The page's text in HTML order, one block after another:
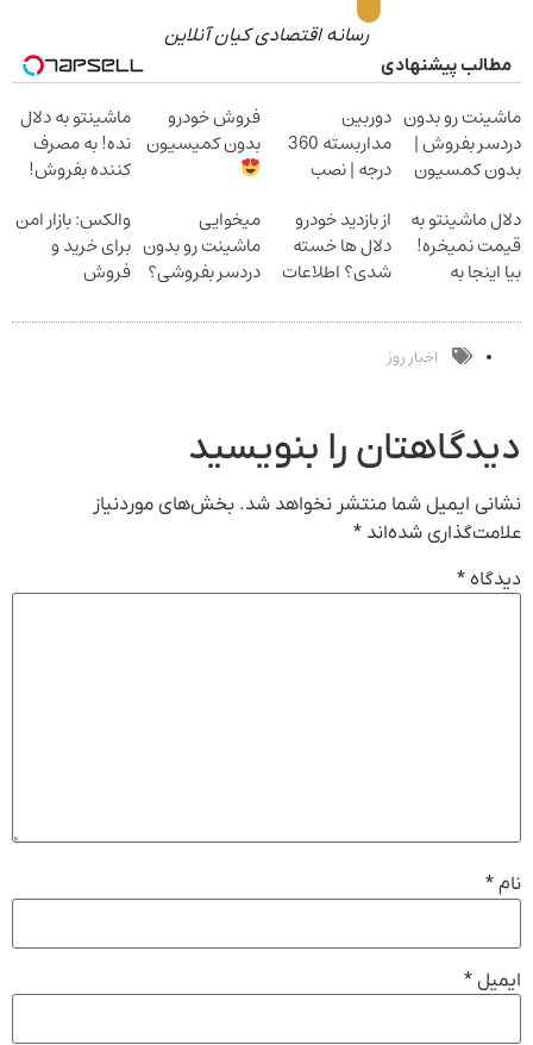
رسانه اقتصادی کیان آنلاین
مطالب پیشنهادی
ماشینت رو بدون
دردسر بفروش |
بدون کمسیون
دوربین
مداربسته 360
درجه | نصب
فروش خودرو
بدون کمیسیون
ماشینتو به دلال
نده! به مصرف
کننده بفروش!
یک تماس
دلال ماشینتو به
قیمت نمیخره!
بیا اینجا به
بفروش*فقط
خریدار واقعی*
از بازدید خودرو
دلال ها خسته
شدی؟ اطلاعات
ثبت کن
میخوایی
ماشینت رو بدون
دردسر بفروشی؟
والکس: بازار امن
برای خرید و
فروش
دیجیتال
اخبار روز
دیدگاهتان را بنویسید
نشانی ایمیل شما منتشر نخواهد شد. بخش‌های موردنیاز
علامت‌گذاری شده‌اند *
دیدگاه *
نام *
ایمیل *